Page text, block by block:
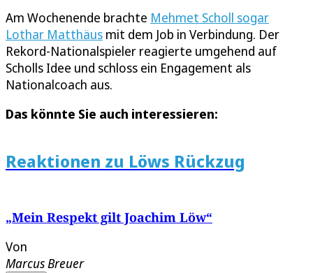
Am Wochenende brachte Mehmet Scholl sogar
Lothar Matthäus mit dem Job in Verbindung. Der
Rekord-Nationalspieler reagierte umgehend auf
Scholls Idee und schloss ein Engagement als
Nationalcoach aus.
Das könnte Sie auch interessieren:
Reaktionen zu Löws Rückzug
„Mein Respekt gilt Joachim Löw“
Von
Marcus Breuer